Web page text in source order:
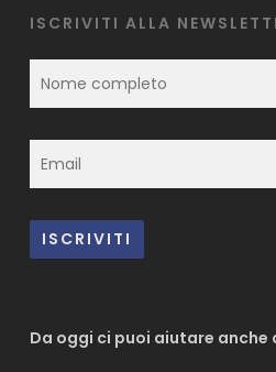
ISCRIVITI ALLA
Da oggi ci puoi aiutare anche